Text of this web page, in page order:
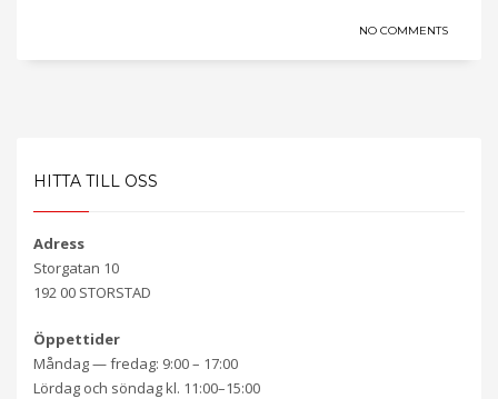
NO COMMENTS
HITTA TILL OSS
Adress
Storgatan 10
192 00 STORSTAD
Öppettider
Måndag — fredag: 9:00 – 17:00
Lördag och söndag kl. 11:00–15:00